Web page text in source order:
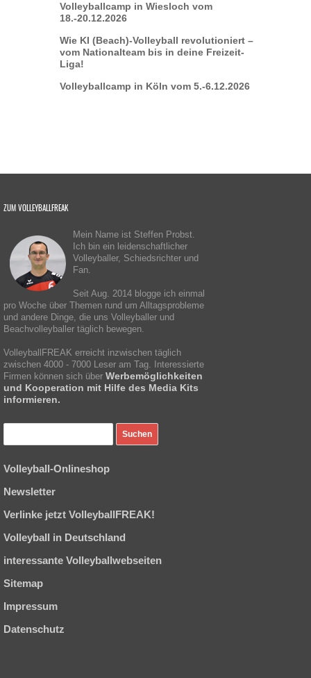
Volleyballcamp in Wiesloch vom
18.-20.12.2026
Wie KI (Beach)-Volleyball revolutioniert –
vom Nationalteam bis in deine Freizeit-
Liga!
Volleyballcamp in Köln vom 5.-6.12.2026
ZUM VOLLEYBALLFREAK
Mein Name ist Steffen Probst.
Ich bin ein leidenschaftlicher
Volleyballer, Schiedsrichter und
Fan.
Seit Aug. 2014 blogge ich einmal
pro Woche über Themen rund um Alltagsprobleme
und andere Dinge, die uns Volleyballer und
Beachvolleyballer täglich bewegen.
VolleyballFREAK erreicht inzwischen täglich
zwischen 4000 - 7000 Leser am Tag. Interessierte
Firmen können sich über Werbemöglichkeiten
und Kooperation mit Hilfe des Media Kits
informieren.
Volleyball-Onlineshop
Newsletter
Verlinke jetzt VolleyballFREAK!
Volleyball in Deutschland
interessante Volleyballwebseiten
Sitemap
Impressum
Datenschutz